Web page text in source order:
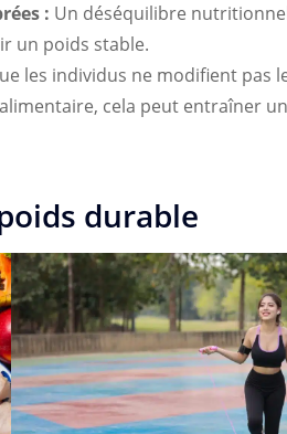
: Un déséquilibre
un poids stable.
les individus ne modifient pas
cela peut entraîner
durable